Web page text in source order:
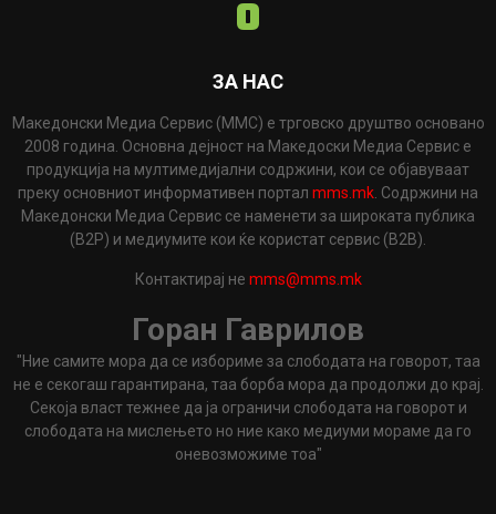
ЗА НАС
Македонски Медиа Сервис (ММС) е трговско друштво основано
2008 година. Основна дејност на Македоски Медиа Сервис е
продукција на мултимедијални содржини, кои се објавуваат
преку основниот информативен портал mms.mk . Содржини на
Македонски Медиа Сервис се наменети за широката публика
(B2P) и медиумите кои ќе користат сервис (B2B).
Контактирај не mms@mms.mk
Горан Гаврилов
"Ние самите мора да се избориме за слободата на говорот, таа
не е секогаш гарантирана, таа борба мора да продолжи до крај.
Секоја власт тежнее да ја ограничи слободата на говорот и
слободата на мислењето но ние како медиуми мораме да го
оневозможиме тоа"